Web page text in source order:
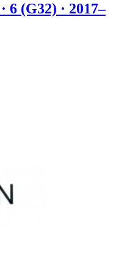
6 (G32) · 2017–